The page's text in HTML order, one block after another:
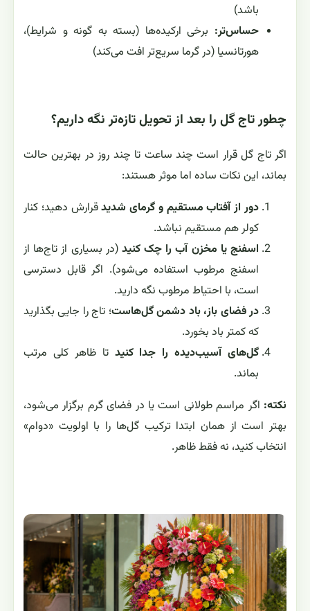
باشد)
حساس‌تر: برخی ارکیده‌ها (بسته به گونه و شرایط)،
هورتانسیا (در گرما سریع‌تر افت می‌کند)
چطور تاج گل را بعد از تحویل تازه‌تر نگه داریم؟
اگر تاج گل قرار است چند ساعت تا چند روز در بهترین حالت
بماند، این نکات ساده اما موثر هستند:
دور از آفتاب مستقیم و گرمای شدیدقرارش دهید؛ کنار
کولر هم مستقیم نباشد.
اسفنج یا مخزن آب را چک کنید (در بسیاری از تاج‌ها از
اسفنج مرطوب استفاده می‌شود). اگر قابل دسترسی
است، با احتیاط مرطوب نگه دارید.
در فضای باز، باد دشمن گل‌هاست؛ تاج را جایی بگذارید
که کمتر باد بخورد.
گل‌های آسیب‌دیده را جدا کنید تا ظاهر کلی مرتب
بماند.
نکته: اگر مراسم طولانی است یا در فضای گرم برگزار می‌شود،
بهتر است از همان ابتدا ترکیب گل‌ها را با اولویت «دوام»
انتخاب کنید، نه فقط ظاهر.